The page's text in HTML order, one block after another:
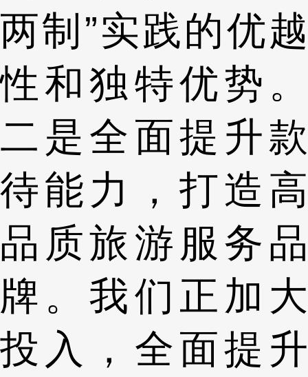
两制”实践的优越
性和独特优势。
二是全面提升款
待能力，打造高
品质旅游服务品
牌。我们正加大
投入，全面提升